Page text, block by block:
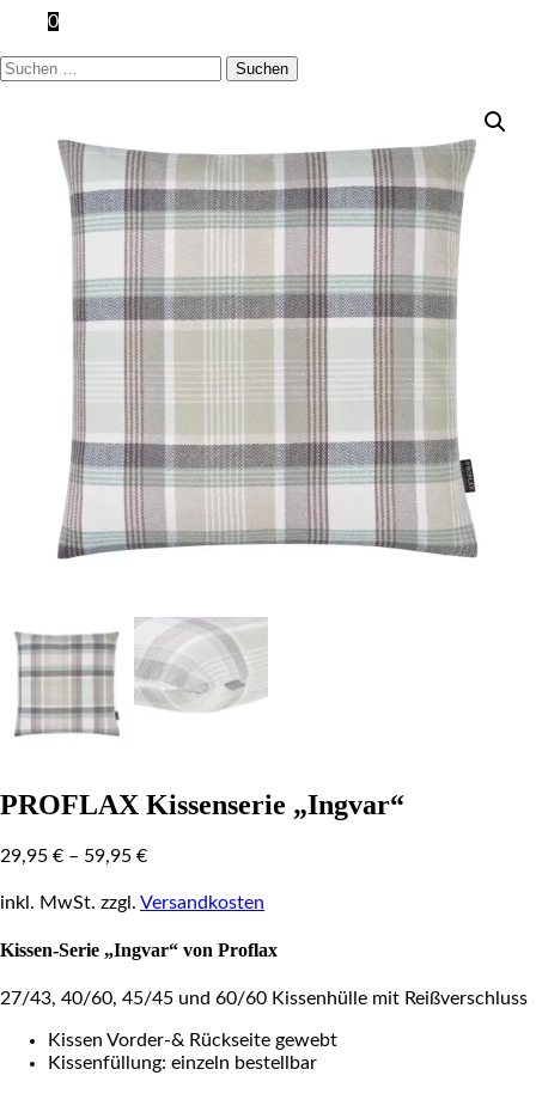
0
Suchen
PROFLAX Kissenserie „Ingvar“
29,95 € – 59,95 €
inkl. MwSt. zzgl. Versandkosten
Kissen-Serie „Ingvar“ von Proflax
27/43, 40/60, 45/45 und 60/60 Kissenhülle mit Reißverschluss
Kissen Vorder-& Rückseite gewebt
Kissenfüllung: einzeln bestellbar